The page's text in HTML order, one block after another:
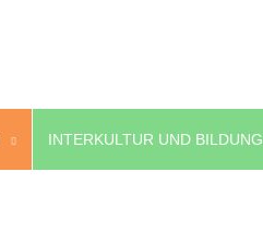
INTERKULTUR UND BILDUNG